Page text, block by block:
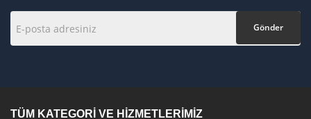
Gönder
TÜM KATEGORI VE HIZMETLERIMIZ